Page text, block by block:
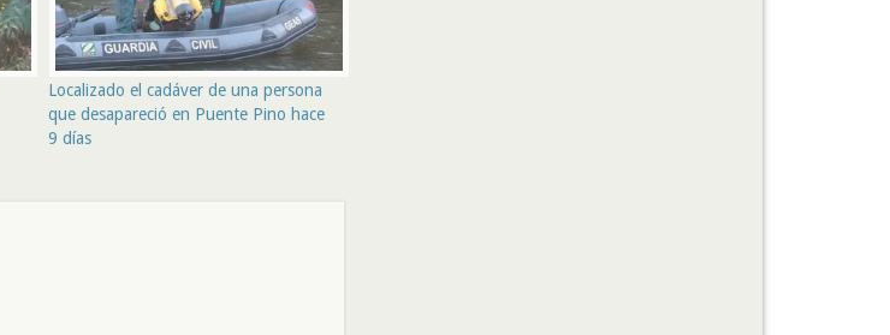
Localizado el cadáver de una persona
que desapareció en Puente Pino hace
9 días